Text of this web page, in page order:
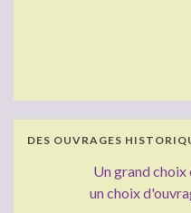
DES OUVRAGES
Un grand
un choix